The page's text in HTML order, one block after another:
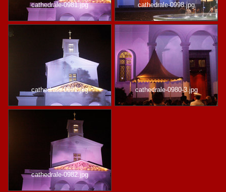
cathedrale-0981.jpg cathedrale-0998.jpg
cathedrale-0991.jpg cathedrale-0980-3.jpg
cathedrale-0982.jpg